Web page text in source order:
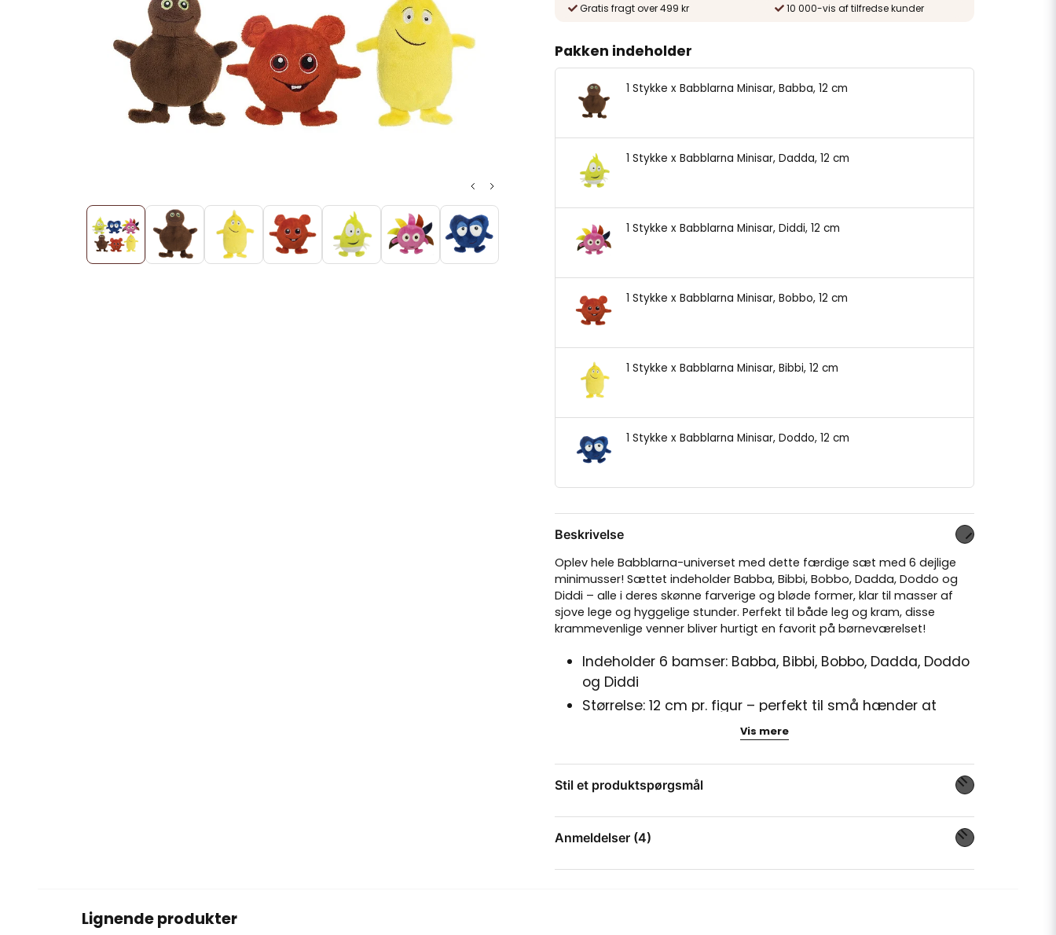
Gratis fragt over 499 kr
10 000-vis af tilfredse kunder
Pakken indeholder
1 Stykke x Babblarna Minisar, Babba, 12 cm
1 Stykke x Babblarna Minisar, Dadda, 12 cm
1 Stykke x Babblarna Minisar, Diddi, 12 cm
1 Stykke x Babblarna Minisar, Bobbo, 12 cm
1 Stykke x Babblarna Minisar, Bibbi, 12 cm
1 Stykke x Babblarna Minisar, Doddo, 12 cm
Beskrivelse
Oplev hele Babblarna-universet med dette færdige sæt med 6 dejlige
minimusser! Sættet indeholder Babba, Bibbi, Bobbo, Dadda, Doddo og
Diddi – alle i deres skønne farverige og bløde former, klar til masser af
sjove lege og hyggelige stunder. Perfekt til både leg og kram, disse
krammevenlige venner bliver hurtigt en favorit på børneværelset!
Indeholder 6 bamser: Babba, Bibbi, Bobbo, Dadda, Doddo
og Diddi
Størrelse: 12 cm pr. figur – perfekt til små hænder at
EN71-standard
Let at rengøre – alle figurer kan vaskes ved 40 grader
Perfekt gave til fødselsdage, dåb eller andre særlige
anledninger
Med dette sæt får du alle Babblarna-vennerne på én gang, hvilket giver
Vis mere
Stil et produktspørgsmål
Spørg os om noget om dette produkt...
Anmeldelser (4)
Lignende produkter